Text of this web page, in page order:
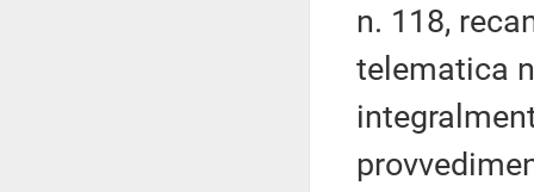
n. 118,
telematica